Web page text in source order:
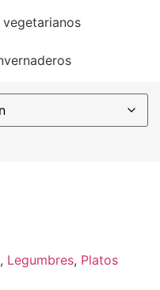
, Legumbres, Platos